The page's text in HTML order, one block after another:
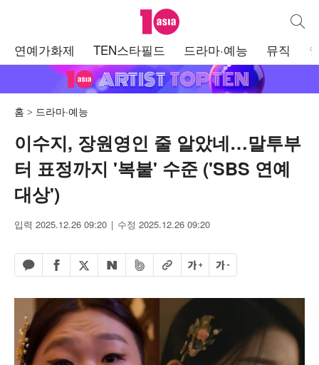
텐아시아 통합
연예가화제 TEN스타필드 드라마·예능 뮤직
홈 드라마·예능
이수지, 장원영인 줄 알았네…말투부
터 표정까지 '복붙' 수준 ('SBS 연예
대상')
입력 2025.12.26 09:20 수정 2025.12.26 09:20
카카오톡 공유하기
페이스북 공유하기
엑스 공유하기
네이버 공유하기
밴드 공유하기
URL복사글자 크게글자 작게